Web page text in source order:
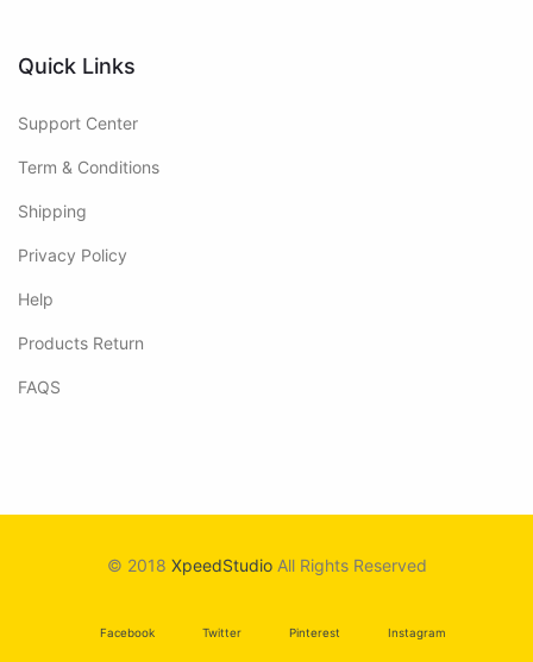
Quick Links
Support Center
Term & Conditions
Shipping
Privacy Policy
Help
Products Return
FAQS
© 2018 XpeedStudioAll Rights Reserved
Facebook Twitter Pinterest Instagram